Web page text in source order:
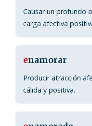
Causar un profundo
carga afectiva
enamorar
Producir atracción
cálida y positiva.